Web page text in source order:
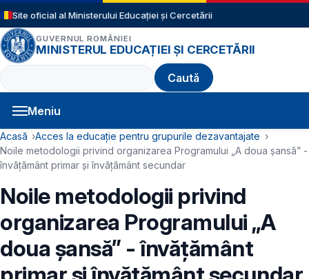
Sari la conținutul principal
Site oficial al Ministerului Educației și Cercetării
GUVERNUL ROMÂNIEI
MINISTERUL EDUCAȚIEI ȘI CERCETĂRII
Caută
Meniu
Navigație principală
Cale de navigare
Acasă
Acces la educație pentru grupurile dezavantajate
Noile metodologii privind organizarea Programului „A doua șansă” -
învățământ primar și învățământ secundar
Noile metodologii privind
organizarea Programului „A
doua șansă” - învățământ